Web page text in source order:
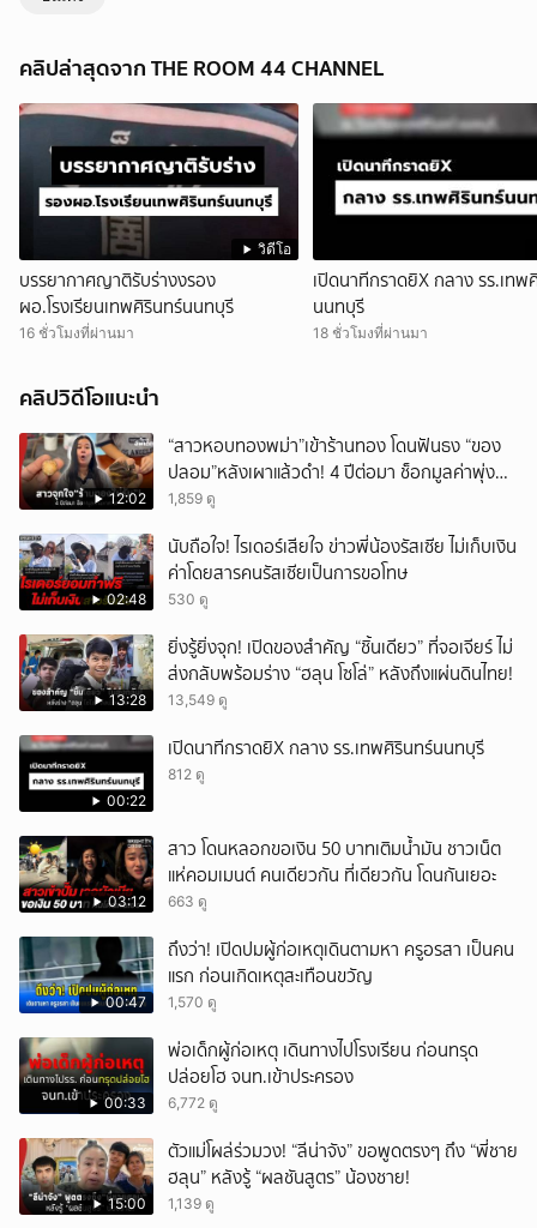
คลิปล่าสุดจาก THE ROOM 44 CHANNEL
วิดีโอ
บรรยากาศญาติรับร่างงรอง
ผอ.โรงเรียนเทพศิรินทร์นนทบุรี
16 ชั่วโมงที่ผ่านมา
เปิดนาทีกราดยิX กลาง รร.เทพ
นนทบุรี
18 ชั่วโมงที่ผ่านมา
คลิปวิดีโอแนะนำ
12:02
“สาวหอบทองพม่า”เข้าร้านทอง โดนฟันธง “ของ
ปลอม”หลังเผาแล้วดำ! 4 ปีต่อมา ช็อกมูลค่าพุ่ง
มหาศาล!
1,859 ดู
02:48
นับถือใจ! ไรเดอร์เสียใจ ข่าวพี่น้องรัสเซีย ไม่เก็บเงิน
ค่าโดยสารคนรัสเซียเป็นการขอโทษ
530 ดู
13:28
ยิ่งรู้ยิ่งจุก! เปิดของสำคัญ “ชิ้นเดียว” ที่จอเจียร์ ไม่
ส่งกลับพร้อมร่าง “ฮลุน โซโล่” หลังถึงแผ่นดินไทย!
13,549 ดู
00:22
เปิดนาทีกราดยิX กลาง รร.เทพศิรินทร์นนทบุรี
812 ดู
03:12
สาว โดนหลอกขอเงิน 50 บาทเติมน้ำมัน ชาวเน็ต
แห่คอมเมนต์ คนเดียวกัน ที่เดียวกัน โดนกันเยอะ
663 ดู
00:47
ถึงว่า! เปิดปมผู้ก่อเหตุเดินตามหา ครูอรสา เป็นคน
แรก ก่อนเกิดเหตุสะเทือนขวัญ
1,570 ดู
00:33
พ่อเด็กผู้ก่อเหตุ เดินทางไปโรงเรียน ก่อนทรุด
ปล่อยโฮ จนท.เข้าประครอง
6,772 ดู
15:00
ตัวแม่โผล่ร่วมวง! “ลีน่าจัง” ขอพูดตรงๆ ถึง “พี่ชาย
ฮลุน” หลังรู้ “ผลชันสูตร” น้องชาย!
1,139 ดู